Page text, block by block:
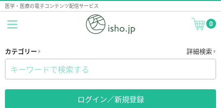
医学・医療の電子コンテンツ配信サービス
0
カテゴリー 詳細検索
ログイン／新規登録